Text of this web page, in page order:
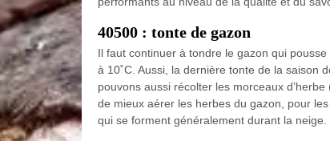
40500 : tonte de gazon
Il faut continuer à tondre le gazon qui
à 10˚C. Aussi, la dernière tonte de la saison
pouvons aussi récolter les morceaux
de mieux aérer les herbes du gazon, pour
qui se forment généralement durant la neige.